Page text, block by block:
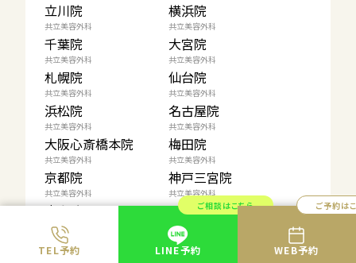
TEL予約
ご相談はこちら
LINE予約
ご予約は
WEB予約
立川院 横浜院
共立美容外科
千葉院
共立美容外科
大宮院
共立美容外科
札幌院
共立美容外科
仙台院
共立美容外科
浜松院
共立美容外科
名古屋院
共立美容外科
大阪心斎橋本院
共立美容外科
梅田院
共立美容外科
京都院
共立美容外科
神戸三宮院
共立美容外科
広島院
共立美容外科
岡山院
共立美容外科
高松院
共立美容外科
福岡院